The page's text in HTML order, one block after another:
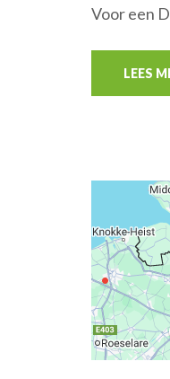
Voor een
LEES